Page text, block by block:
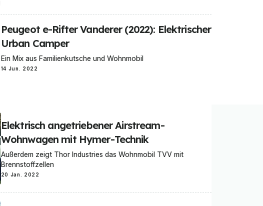
Peugeot e-Rifter Vanderer (2022): Elektrischer
Urban Camper
Ein Mix aus Familienkutsche und Wohnmobil
14 Jun. 2022
Elektrisch angetriebener Airstream-
Wohnwagen mit Hymer-Technik
Außerdem zeigt Thor Industries das Wohnmobil TVV mit
Brennstoffzellen
20 Jan. 2022